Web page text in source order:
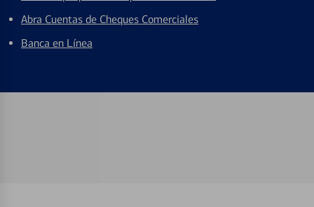
Abra Cuentas de Cheques Comerciales
Banca en Línea